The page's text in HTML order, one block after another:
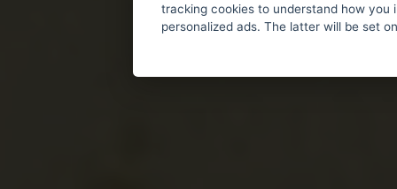
tracking cookies to understand how
personalized ads. The latter will be set